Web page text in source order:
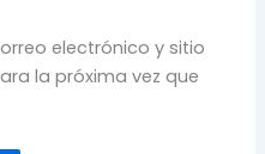
electrónico y sitio
la próxima vez que